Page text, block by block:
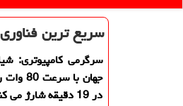
سریع ترین
سرگرمی كامپیوتری:
در 19 دقیقه شارژ می كند.